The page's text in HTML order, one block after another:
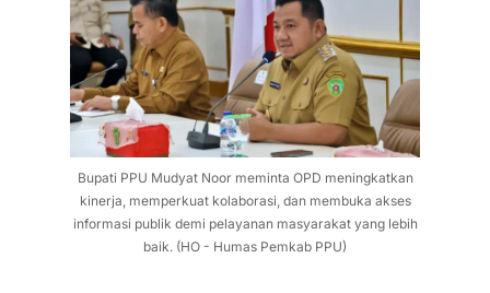
Bupati PPU Mudyat Noor meminta OPD meningkatkan
kinerja, memperkuat kolaborasi, dan membuka akses
informasi publik demi pelayanan masyarakat yang lebih
baik. (HO - Humas Pemkab PPU)